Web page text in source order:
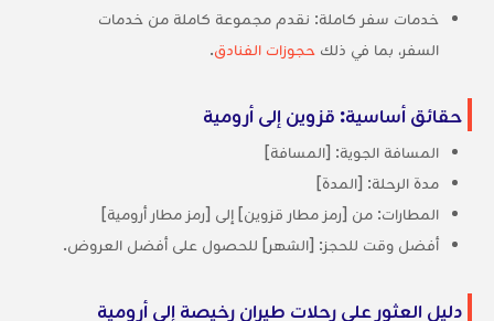
خدمات سفر كاملة: نقدم مجموعة كاملة من خدمات
السفر، بما في ذلك حجوزات الفنادق.
حقائق أساسية: قزوين إلى أرومية
المسافة الجوية: [المسافة]
مدة الرحلة: [المدة]
المطارات: من [رمز مطار قزوين] إلى [رمز مطار أرومية]
أفضل وقت للحجز: [الشهر] للحصول على أفضل العروض.
دليل العثور على رحلات طيران رخيصة إلى أرومية